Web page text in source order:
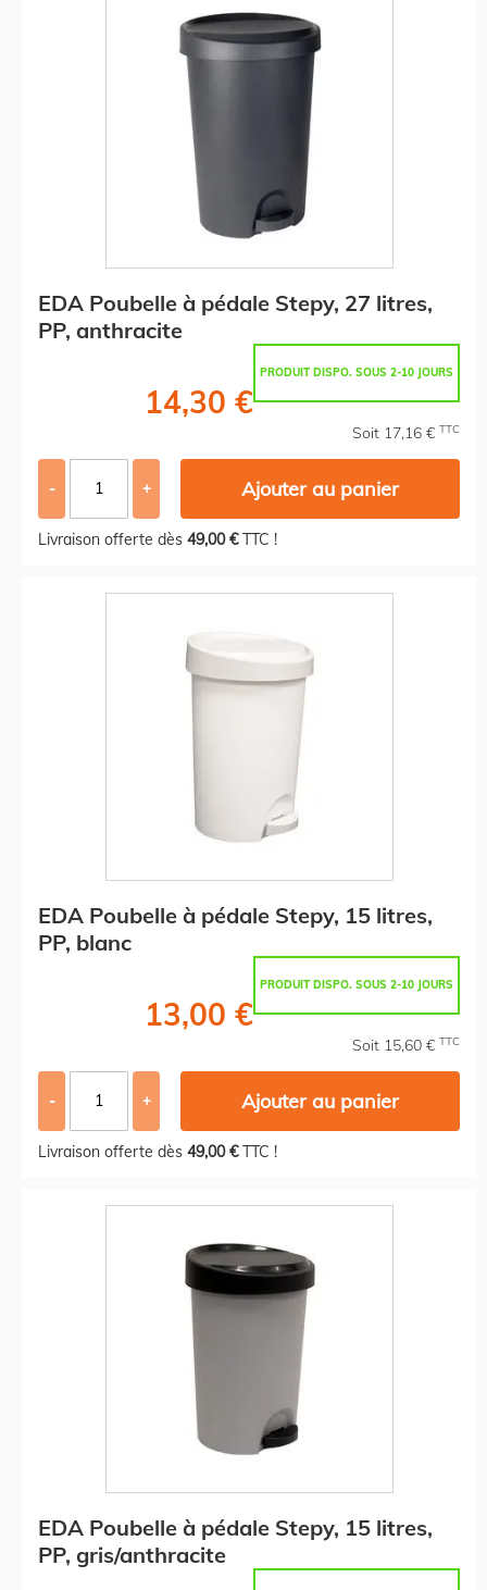
EDA Poubelle à pédale Stepy, 27 litres,
PP, anthracite
PRODUIT DISPO. SOUS 2-10 JOURS
14,30 €
Soit 17,16 € TTC
- + Ajouter au panier
Livraison offerte dès 49,00 €TTC !
EDA Poubelle à pédale Stepy, 15 litres,
PP, blanc
PRODUIT DISPO. SOUS 2-10 JOURS
13,00 €
Soit 15,60 € TTC
- + Ajouter au panier
Livraison offerte dès 49,00 €TTC !
EDA Poubelle à pédale Stepy, 15 litres,
PP, gris/anthracite